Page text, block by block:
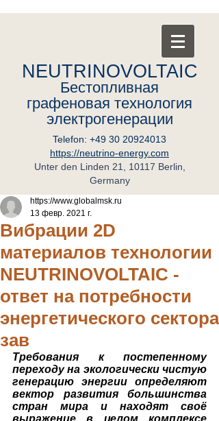
NEUTRINOVOLTAIC
Бестопливная
графеновая технология
электрогенерации
Telefon: +49 30 20924013
https://neutrino-energy.com
Unter den Linden 21, 10117 Berlin,
Germany
Вибрации 2D
материалов технологии
NEUTRINOVOLTAIC -
ответ на потребности
энергетического сектора
зав
https://www.globalmsk.ru
13 февр. 2021 г.
Требования к постепенному
переходу на экологически чистую
генерацию энергии определяют
вектор развития большинства
стран мира и находят своё
выражение в целом комплексе